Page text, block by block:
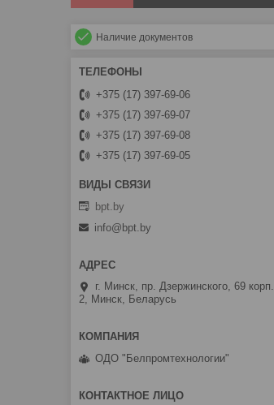
Наличие документов
+375 (17) 397-69-06
+375 (17) 397-69-07
+375 (17) 397-69-08
+375 (17) 397-69-05
bpt.by
info@bpt.by
г. Минск, пр. Дзержинского, 69 корп.
2, Минск, Беларусь
ОДО "Белпромтехнологии"